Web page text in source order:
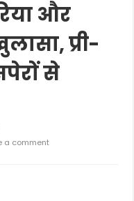
और
प्री-
से
a comment